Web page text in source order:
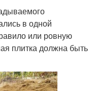
в одной
или ровную
плитка должна быть